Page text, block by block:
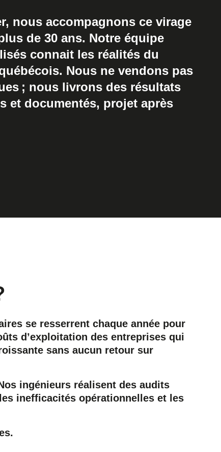
nous accompagnons ce virage
de 30 ans. Notre équipe
connait les réalités du
Nous ne vendons pas
; nous livrons des résultats
et documentés, projet après
se resserrent chaque année pour
d’exploitation des entreprises qui
sans aucun retour sur
ingénieurs réalisent des audits
inefficacités opérationnelles et les